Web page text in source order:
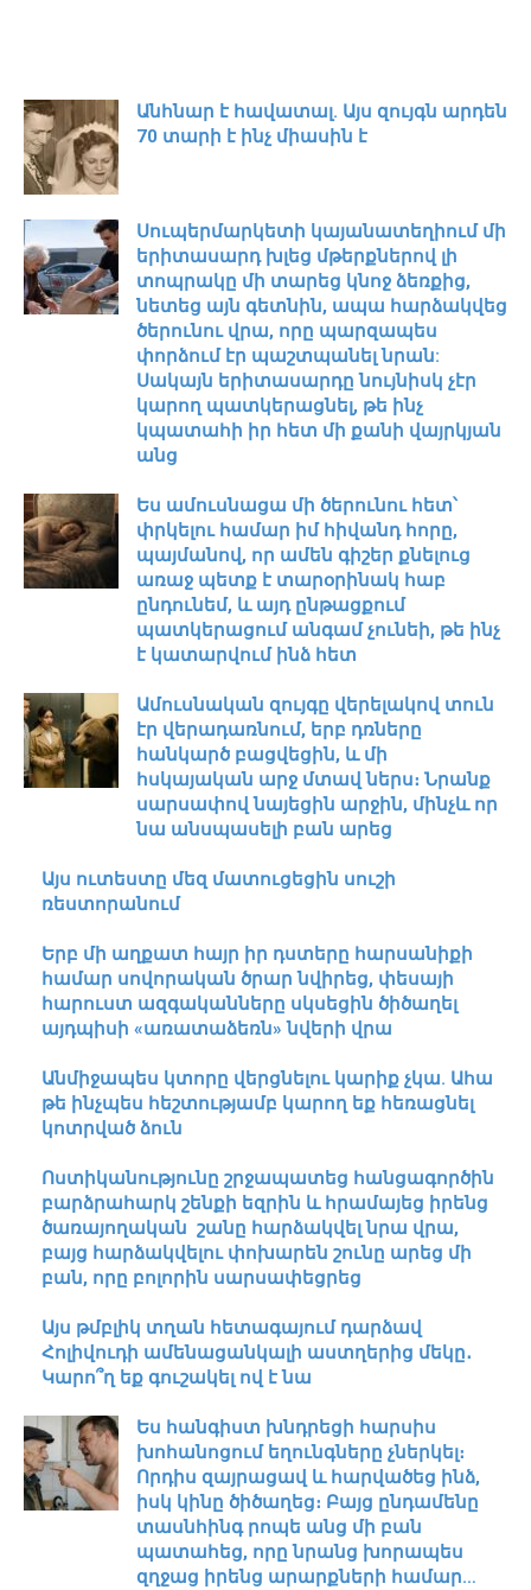
Անհնար է հավատալ. Այս զույգն արդեն
70 տարի է ինչ միասին է
Սուպերմարկետի կայանատեղիում մի
երիտասարդ խլեց մթերքներով լի
տոպրակը մի տարեց կնոջ ձեռքից,
նետեց այն գետնին, ապա հարձակվեց
ծերունու վրա, որը պարզապես
փորձում էր պաշտպանել նրան:
Սակայն երիտասարդը նույնիսկ չէր
կարող պատկերացնել, թե ինչ
կպատահի իր հետ մի քանի վայրկյան
անց
Ես ամուսնացա մի ծերունու հետ՝
փրկելու համար իմ հիվանդ հորը,
պայմանով, որ ամեն գիշեր քնելուց
առաջ պետք է տարօրինակ հաբ
ընդունեմ, և այդ ընթացքում
պատկերացում անգամ չունեի, թե ինչ
է կատարվում ինձ հետ
Ամուսնական զույգը վերելակով տուն
էր վերադառնում, երբ դռները
հանկարծ բացվեցին, և մի
հսկայական արջ մտավ ներս։ Նրանք
սարսափով նայեցին արջին, մինչև որ
նա անսպասելի բան արեց
Այս ուտեստը մեզ մատուցեցին սուշի
ռեստորանում
Երբ մի աղքատ հայր իր դստերը հարսանիքի
համար սովորական ծրար նվիրեց, փեսայի
հարուստ ազգականները սկսեցին ծիծաղել
այդպիսի «առատաձեռն» նվերի վրա
Անմիջապես կտորը վերցնելու կարիք չկա. Ահա
թե ինչպես հեշտությամբ կարող եք հեռացնել
կոտրված ձուն
Ոստիկանությունը շրջապատեց հանցագործին
բարձրահարկ շենքի եզրին և հրամայեց իրենց
ծառայողական շանը հարձակվել նրա վրա,
բայց հարձակվելու փոխարեն շունը արեց մի
բան, որը բոլորին սարսափեցրեց
Այս թմբլիկ տղան հետագայում դարձավ
Հոլիվուդի ամենացանկալի աստղերից մեկը․
Կարո՞ղ եք գուշակել ով է նա
Ես հանգիստ խնդրեցի հարսիս
խոհանոցում եղունգները չներկել։
Որդիս զայրացավ և հարվածեց ինձ,
իսկ կինը ծիծաղեց։ Բայց ընդամենը
տասնհինգ րոպե անց մի բան
պատահեց, որը նրանց խորապես
զղջաց իրենց արարքների համար…